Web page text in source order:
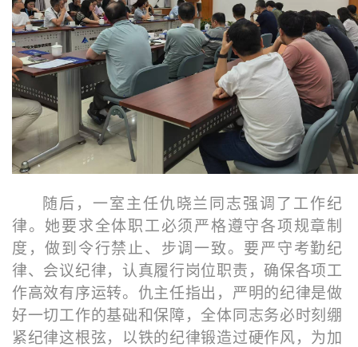
随后，一室主任仇晓兰同志强调了工作纪
律。她要求全体职工必须严格遵守各项规章制
度，做到令行禁止、步调一致。要严守考勤纪
律、会议纪律，认真履行岗位职责，确保各项工
作高效有序运转。仇主任指出，严明的纪律是做
好一切工作的基础和保障，全体同志务必时刻绷
紧纪律这根弦，以铁的纪律锻造过硬作风，为加